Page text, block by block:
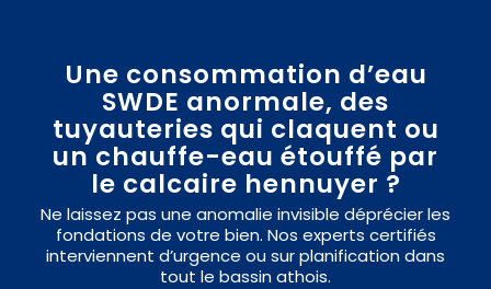
Une consommation d’eau
SWDE anormale, des
tuyauteries qui claquent ou
un chauffe-eau étouffé par
le calcaire hennuyer ?
Ne laissez pas une anomalie invisible déprécier les
fondations de votre bien. Nos experts certifiés
interviennent d’urgence ou sur planification dans
tout le bassin athois.